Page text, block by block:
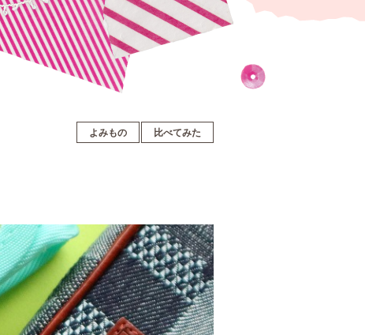
よみもの 比べてみた